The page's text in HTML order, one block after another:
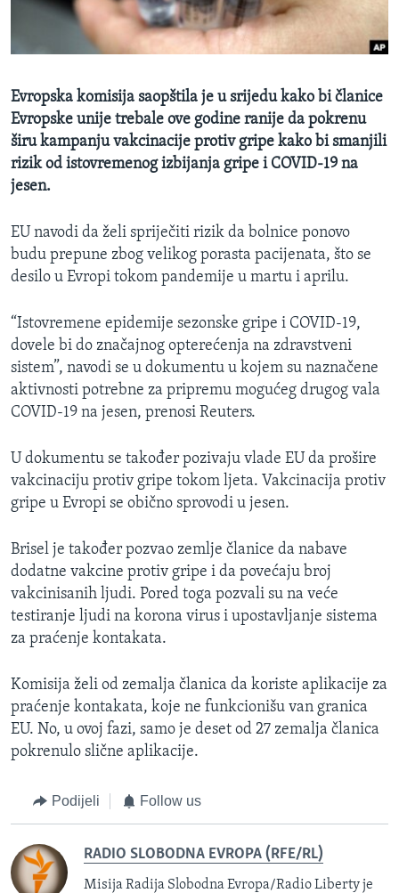
Learning English
Jezici
Evropska komisija saopštila je u srijedu kako bi članice
Evropske unije trebale ove godine ranije da pokrenu
širu kampanju vakcinacije protiv gripe kako bi smanjili
rizik od istovremenog izbijanja gripe i COVID-19 na
jesen.
EU navodi da želi spriječiti rizik da bolnice ponovo
budu prepune zbog velikog porasta pacijenata, što se
desilo u Evropi tokom pandemije u martu i aprilu.
“Istovremene epidemije sezonske gripe i COVID-19,
dovele bi do značajnog opterećenja na zdravstveni
sistem”, navodi se u dokumentu u kojem su naznačene
aktivnosti potrebne za pripremu mogućeg drugog vala
COVID-19 na jesen, prenosi Reuters.
U dokumentu se također pozivaju vlade EU da prošire
vakcinaciju protiv gripe tokom ljeta. Vakcinacija protiv
gripe u Evropi se obično sprovodi u jesen.
Brisel je također pozvao zemlje članice da nabave
dodatne vakcine protiv gripe i da povećaju broj
vakcinisanih ljudi. Pored toga pozvali su na veće
testiranje ljudi na korona virus i upostavljanje sistema
za praćenje kontakata.
Komisija želi od zemalja članica da koriste aplikacije za
praćenje kontakata, koje ne funkcionišu van granica
EU. No, u ovoj fazi, samo je deset od 27 zemalja članica
pokrenulo slične aplikacije.
Podijeli Follow us
RADIO SLOBODNA EVROPA (RFE/RL)
Misija Radija Slobodna Evropa/Radio Liberty je